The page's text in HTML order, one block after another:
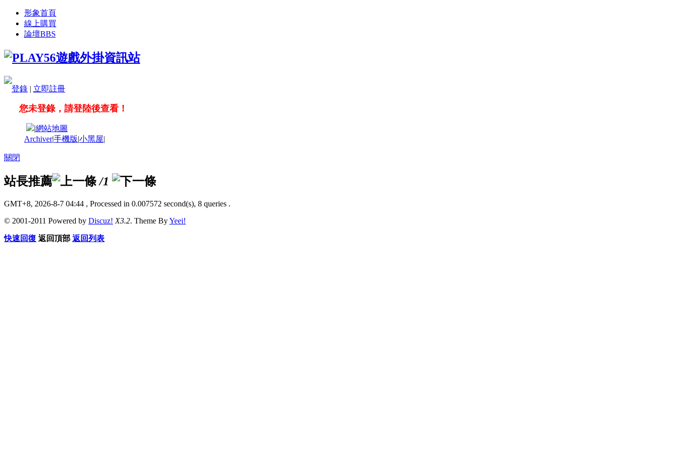
形象首頁
線上購買
論壇BBS
登錄 | 立即註冊
您未登錄，請登陸後查看！
|網站地圖
Archiver|手機版|小黑屋|
關閉
站長推薦 /1
GMT+8, 2026-8-7 04:44 , Processed in 0.007572 second(s), 8 queries .
© 2001-2011 Powered by Discuz! X3.2. Theme ByYeei!
快速回復 返回頂部 返回列表